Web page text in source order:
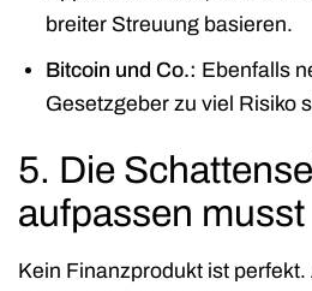
breiter Streuung basieren.
Bitcoin und Co.: Ebenfalls
Gesetzgeber zu viel Risiko
5. Die
aufpassen musst
Kein Finanzprodukt ist perfekt.